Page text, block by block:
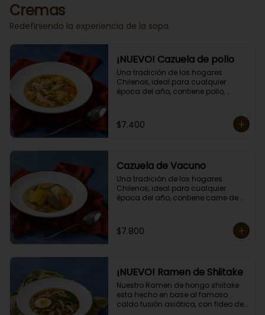
Cremas
Redefiniendo la experiencia de la sopa.
¡NUEVO! Cazuela de pollo
Una tradición de los hogares
Chilenos, ideal para cualquier
época del año, contiene pollo,
Porción individual lista para servir
de 400 grs. Cero lacto.
$7.400
Cazuela de Vacuno
Una tradición de los hogares
Chilenos, ideal para cualquier
época del año, contiene carne de
Porción individual lista para servir
de 400 grs. Cero lacto.
$7.800
¡NUEVO! Ramen de Shiitake
Nuestro Ramen de hongo shiitake
esta hecho en base al famoso
caldo fusión asiática, con fideo de